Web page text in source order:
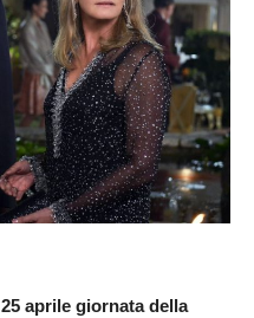
25 aprile giornata della